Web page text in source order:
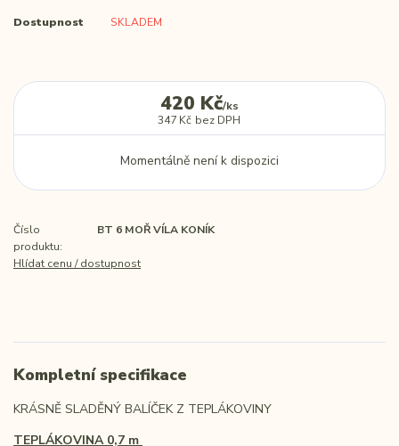
Dostupnost SKLADEM
420 Kč/ks
347 Kč bez DPH
Momentálně není k dispozici
Číslo
produktu:
BT 6 MOŘ VÍLA KONÍK
Hlídat cenu / dostupnost
Kompletní specifikace
KRÁSNĚ SLADĚNÝ BALÍČEK Z TEPLÁKOVINY
TEPLÁKOVINA 0,7 m